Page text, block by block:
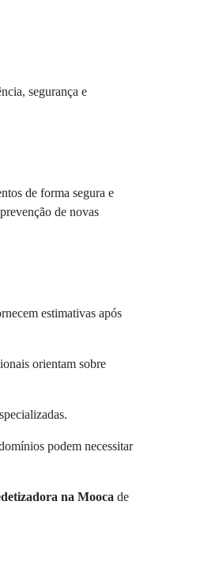
segurança e
de forma segura e
de novas
estimativas após
orientam sobre
podem necessitar
na Mooca de